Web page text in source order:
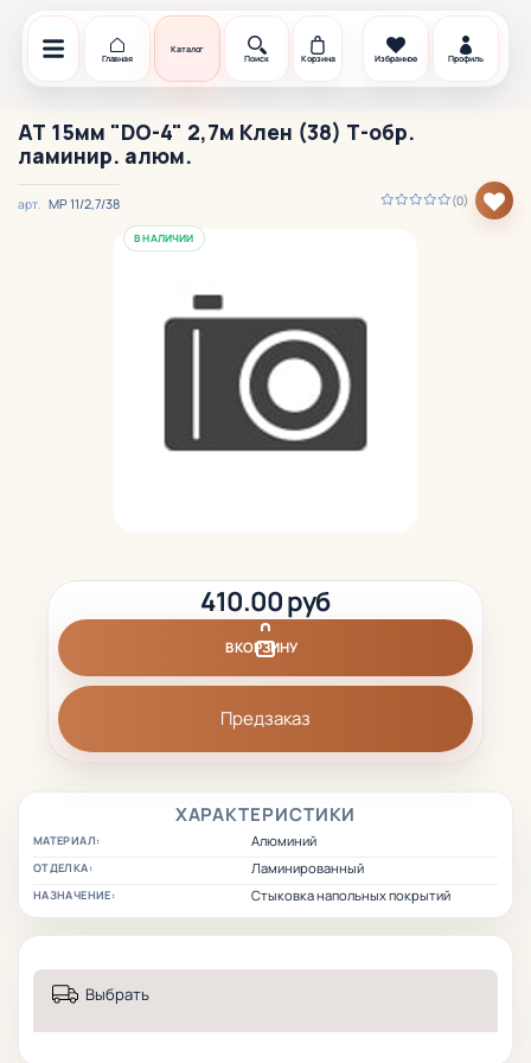
Главная
Каталог
Поиск
Корзина Избранное Профиль
АТ 15мм "DO-4" 2,7м Клен (38) Т-обр.
ламинир. алюм.
(0)
арт. МР 11/2,7/38
В НАЛИЧИИ
ХАРАКТЕРИСТИКИ
МАТЕРИАЛ: Алюминий
ОТДЕЛКА: Ламинированный
НАЗНАЧЕНИЕ: Стыковка напольных покрытий
410.00 руб
В КОРЗИНУ
Предзаказ
Выбрать